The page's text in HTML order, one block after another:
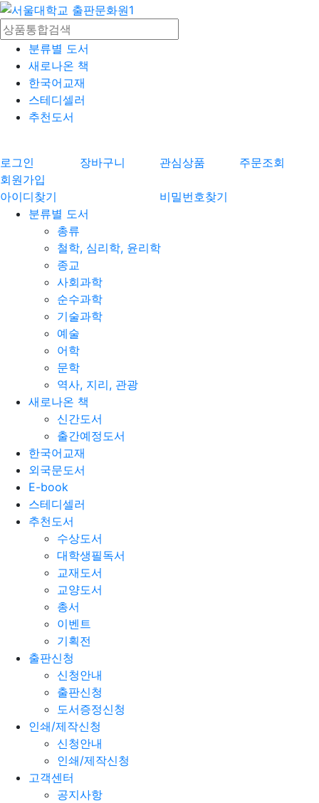
분류별 도서
새로나온 책
한국어교재
스테디셀러
추천도서
로그인 장바구니 관심상품
주문조회
회원가입
아이디찾기
비밀번호찾기
분류별 도서
총류
철학, 심리학, 윤리학
종교
사회과학
순수과학
기술과학
예술
어학
문학
역사, 지리, 관광
새로나온 책
신간도서
출간예정도서
한국어교재
외국문도서
E-book
스테디셀러
추천도서
수상도서
대학생필독서
교재도서
교양도서
총서
이벤트
기획전
출판신청
신청안내
출판신청
도서증정신청
인쇄/제작신청
신청안내
인쇄/제작신청
고객센터
공지사항